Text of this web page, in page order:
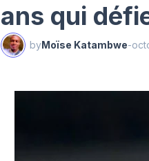
ans qui
byMoïse Katambwe-